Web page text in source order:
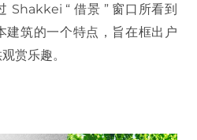
Shakkei “ 借景 ” 窗口所看到
筑的一个特点，旨在框出户
赏乐趣。